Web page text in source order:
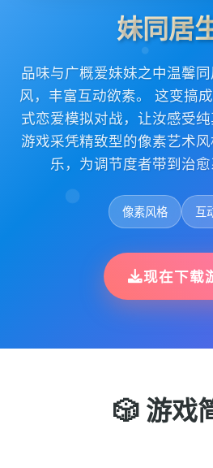
妹同居
品味与广概爱妹妹之中温馨
风，丰富互动欲素。 这变搞
式恋爱模拟对战，让汝感受纯
游戏采凭精致型的像素艺术
乐，为调节度者带到治愈
像素风格 互
现在下载
🎲 游戏